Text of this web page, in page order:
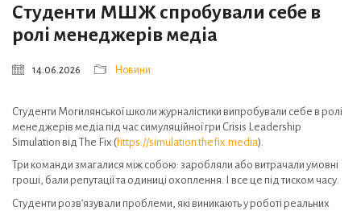
Студенти МШЖ спробували себе в
ролі менеджерів медіа
14.06.2026 Новини
Студенти Могилянської школи журналістики випробували себе в ролі
менеджерів медіа під час симуляційної гри Crisis Leadership
Simulation від The Fix (https://simulation.thefix.media).
Три команди змагалися між собою: заробляли або витрачали умовні
гроші, бали репутації та одиниці охоплення. І все це під тиском часу.
Студенти розв’язували проблеми, які виникають у роботі реальних